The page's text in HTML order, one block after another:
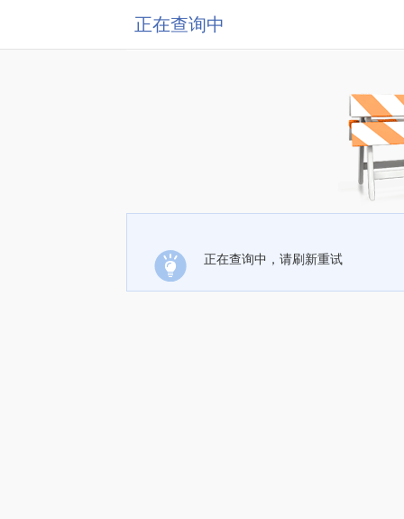
正在查询中
正在查询中，请刷新重试